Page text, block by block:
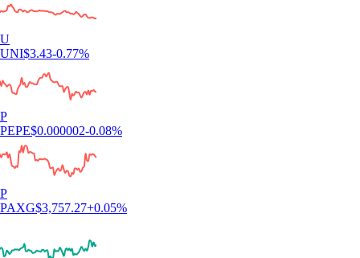
U
UNI$3.43-0.77%
P
PEPE$0.000002-0.08%
P
PAXG$3,757.27+0.05%